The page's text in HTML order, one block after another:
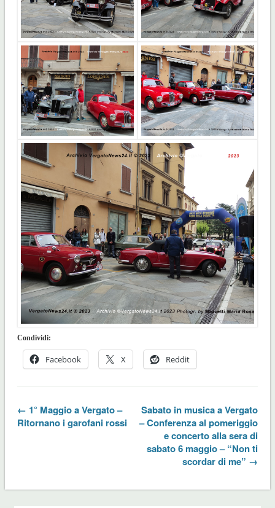
Condividi:
Facebook X Reddit
← 1° Maggio a Vergato –
Ritornano i garofani rossi
Sabato in musica a Vergato
– Conferenza al pomeriggio
e concerto alla sera di
sabato 6 maggio – “Non ti
scordar di me” →